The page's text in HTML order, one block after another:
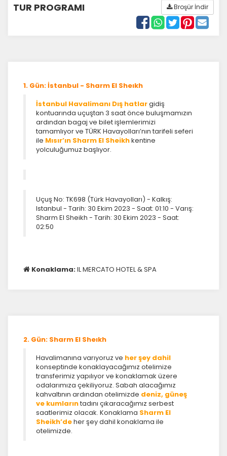
TUR PROGRAMI Broşür İndir
1. Gün: İstanbul - Sharm El Sheıkh
İstanbul Havalimanı Dış hatlargidiş
kontuarında uçuştan 3 saat önce buluşmamızın
ardından bagaj ve bilet işlemlerimizi
tamamlıyor ve TÜRK Havayolları’nın tarifeli seferi
ile Mısır’ın Sharm El Sheikhkentine
yolculuğumuz başlıyor.
Uçuş No: TK698 (Türk Havayolları) - Kalkış:
Istanbul - Tarih: 30 Ekim 2023 - Saat: 01:10 - Varış:
Sharm El Sheikh - Tarih: 30 Ekim 2023 - Saat:
02:50
Konaklama:IL MERCATO HOTEL & SPA
2. Gün: Sharm El Sheıkh
Havalimanına varıyoruz ve her şey dahil
konseptinde konaklayacağımız otelimize
transferimiz yapılıyor ve konaklamak üzere
odalarımıza çekiliyoruz. Sabah alacağımız
kahvaltının ardından otelimizde deniz, güneş
ve kumlarıntadını çıkaracağımız serbest
saatlerimiz olacak. Konaklama Sharm El
Sheikh’deher şey dahil konaklama ile
otelimizde.